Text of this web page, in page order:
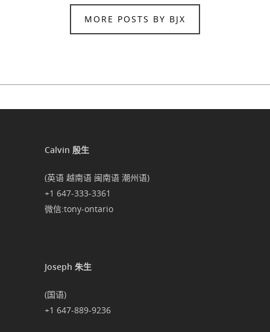
MORE POSTS BY BJX
Calvin 殷生
(英语 越南语 闽南语 潮州语)
+1 647-333-3361
微信:tony-ontario
Joseph 朱生
(国语)
+1 647-889-9236